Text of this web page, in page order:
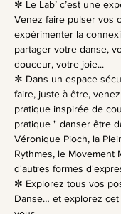
✼ Le Lab’ c’est une
Venez faire pulser vos
expérimenter la
partager votre danse,
douceur, votre joie...
✼ Dans un espace
faire, juste à être,
pratique inspirée de
pratique " danser être
Véronique Pioch, la
Rythmes, le Movement
d'autres formes
✼ Explorez tous vos
Danse… et explorez